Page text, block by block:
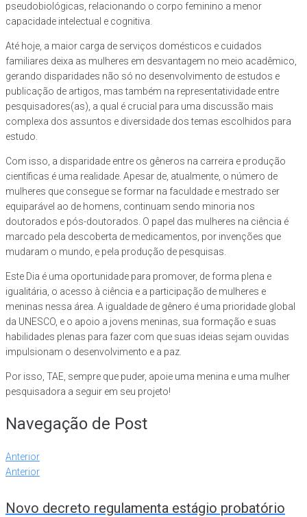
pseudobiológicas, relacionando o corpo feminino a menor
capacidade intelectual e cognitiva.
Até hoje, a maior carga de serviços domésticos e cuidados
familiares deixa as mulheres em desvantagem no meio acadêmico,
gerando disparidades não só no desenvolvimento de estudos e
publicação de artigos, mas também na representatividade entre
pesquisadores(as), a qual é crucial para uma discussão mais
complexa dos assuntos e diversidade dos temas escolhidos para
estudo.
Com isso, a disparidade entre os gêneros na carreira e produção
científicas é uma realidade. Apesar de, atualmente, o número de
mulheres que consegue se formar na faculdade e mestrado ser
equiparável ao de homens, continuam sendo minoria nos
doutorados e pós-doutorados. O papel das mulheres na ciência é
marcado pela descoberta de medicamentos, por invenções que
mudaram o mundo, e pela produção de pesquisas.
Este Dia é uma oportunidade para promover, de forma plena e
igualitária, o acesso à ciência e a participação de mulheres e
meninas nessa área. A igualdade de gênero é uma prioridade global
da UNESCO, e o apoio a jovens meninas, sua formação e suas
habilidades plenas para fazer com que suas ideias sejam ouvidas
impulsionam o desenvolvimento e a paz.
Por isso, TAE, sempre que puder, apoie uma menina e uma mulher
pesquisadora a seguir em seu projeto!
Navegação de Post
Anterior
Anterior
Novo decreto regulamenta estágio probatório